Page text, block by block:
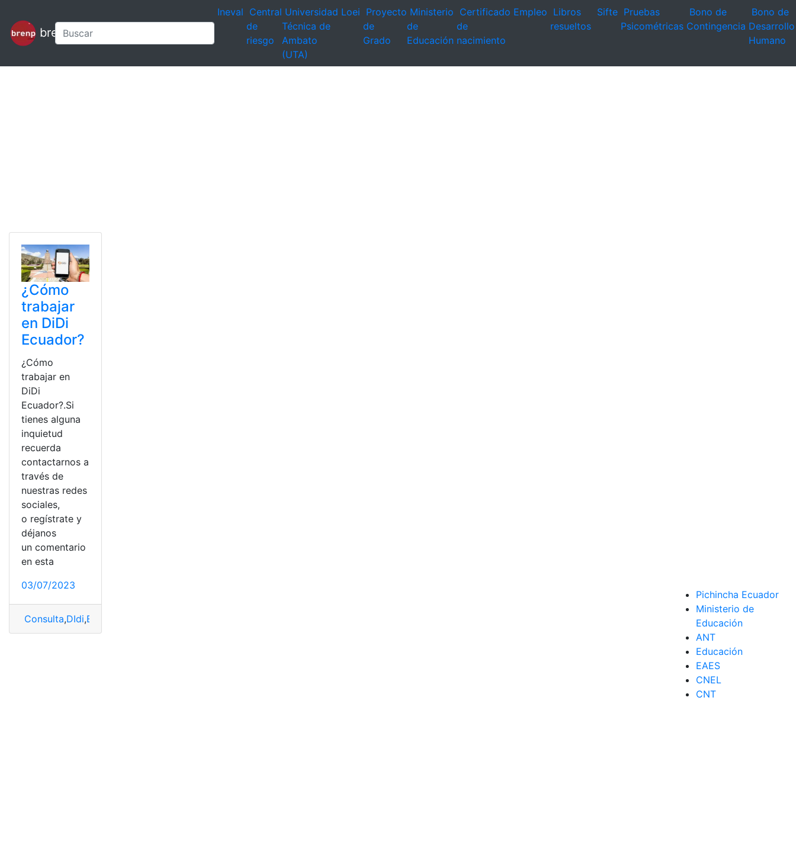
brenp
Ineval Central
de
riesgo
Universidad
Técnica de
Ambato
(UTA)
Loei Proyecto
de
Grado
Ministerio
de
Educación
Certificado
de
nacimiento
Empleo Libros
resueltos
Sifte Pruebas
Psicométricas
Bono de
Contingencia
Bono de
Desarrollo
Humano
¿Cómo
trabajar
en DiDi
Ecuador?
¿Cómo
trabajar en
DiDi
Ecuador?.Si
tienes alguna
inquietud
recuerda
contactarnos a
través de
nuestras redes
sociales,
o regístrate y
déjanos
un comentario
en esta
03/07/2023
Consulta,DIdi,Ecuador
Pichincha Ecuador
Ministerio de
Educación
ANT
Educación
EAES
CNEL
CNT